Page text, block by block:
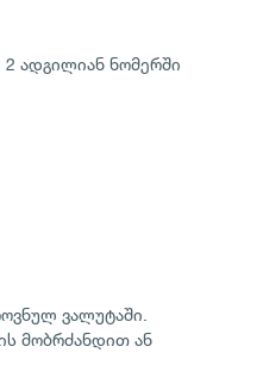
2 ადგილიან ნომერში
ვალუტაში.
მობრძანდით ან